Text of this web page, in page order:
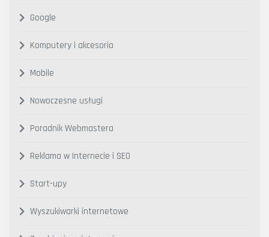
Google
Komputery i akcesoria
Mobile
Nowoczesne usługi
Poradnik Webmastera
Reklama w Internecie i SEO
Start-upy
Wyszukiwarki internetowe